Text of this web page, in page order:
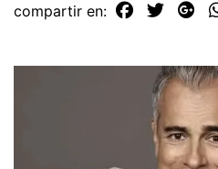
compartir en: